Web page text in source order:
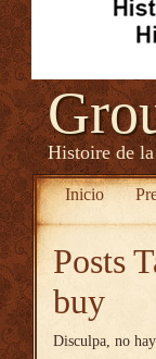
Histoire de
Inicio
Posts
buy
Disculpa, no